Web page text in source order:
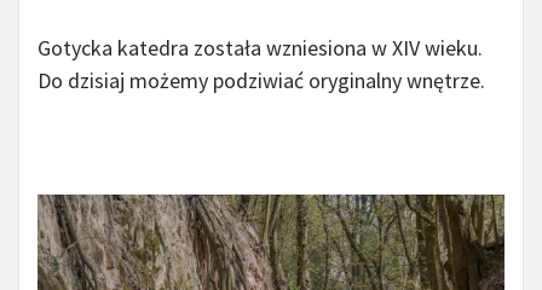
Gotycka katedra została wzniesiona w XIV wieku.
Do dzisiaj możemy podziwiać oryginalny wnętrze.